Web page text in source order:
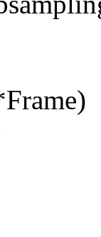
:
:
:
: